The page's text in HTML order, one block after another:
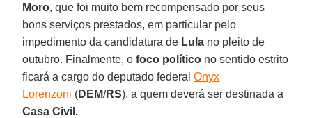
Moro, que foi muito bem recompensado por seus
bons serviços prestados, em particular pelo
impedimento da candidatura de Lula no pleito de
outubro. Finalmente, ofoco político no sentido estrito
ficará a cargo do deputado federalOnyx
Lorenzoni (DEM/RS), a quem deverá ser destinada a
Casa Civil.